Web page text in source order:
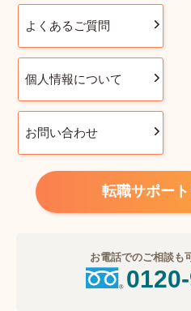
よくあるご質問
個人情報について
お問い合わせ
転職サポー
お電話でのご相談も